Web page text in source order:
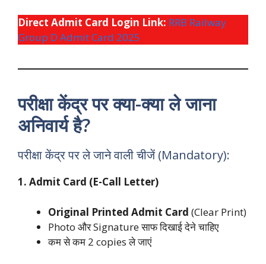
Direct Admit Card Login Link: RRB Railway
Group D Admit Card 2025
परीक्षा केंद्र पर क्या-क्या ले जाना
अनिवार्य है?
परीक्षा केंद्र पर ले जाने वाली चीजें (Mandatory):
1. Admit Card (E-Call Letter)
Original Printed Admit Card (Clear Print)
Photo और Signature साफ दिखाई देने चाहिए
कम से कम 2 copies ले जाएं